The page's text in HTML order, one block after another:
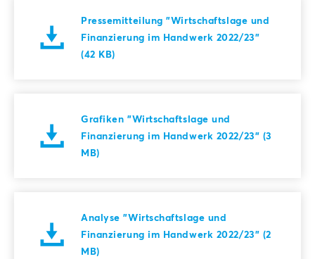
Pressemitteilung "Wirtschaftslage und
Finanzierung im Handwerk 2022/23"
(42 KB)
Grafiken "Wirtschaftslage und
Finanzierung im Handwerk 2022/23" (3
MB)
Analyse "Wirtschaftslage und
Finanzierung im Handwerk 2022/23" (2
MB)